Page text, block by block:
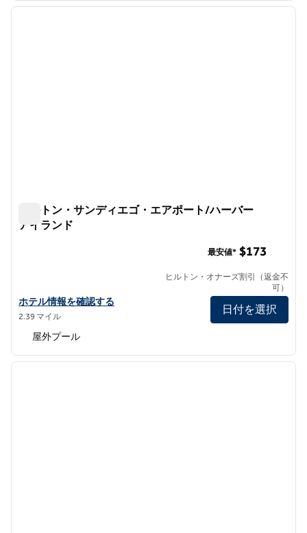
1/12
次の
ヒルトン・サンディエゴ・エアポート/ハーバー
アイランド
ヒルトン・サンディエゴ・エアポート/ハーバーアイランドのホテ
ホテル情報を確認する
2.39 マイル
最安値* $173
ヒルトン・オナーズ割引（返金不
可）
日付を選択
屋外プール
1/12
次の